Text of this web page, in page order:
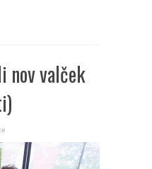
nov valček